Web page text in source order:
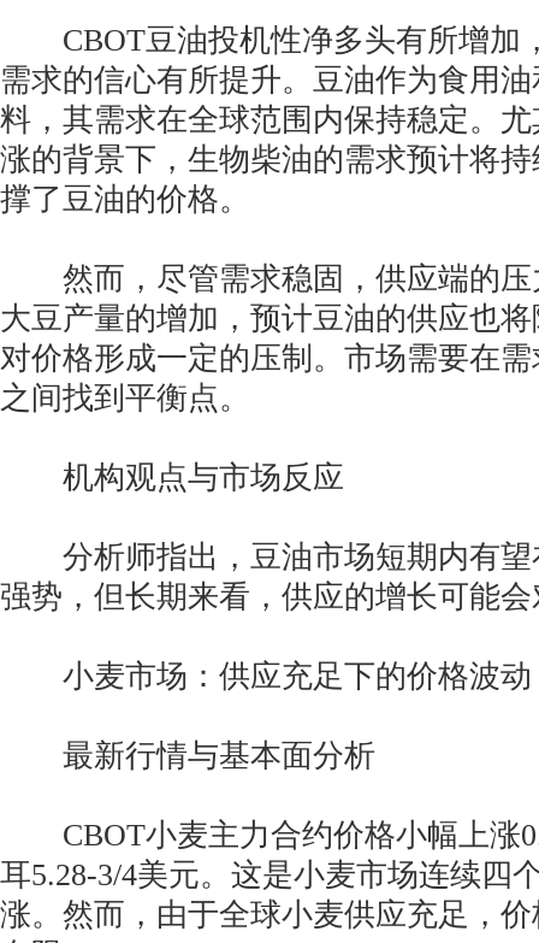
CBOT豆油投机性净多头有所增加
需求的信心有所提升。豆油作为食用
料，其需求在全球范围内保持稳定。
涨的背景下，生物柴油的需求预计将
撑了豆油的价格。
然而，尽管需求稳固，供应端的压
大豆产量的增加，预计豆油的供应也
对价格形成一定的压制。市场需要在
之间找到平衡点。
机构观点与市场反应
分析师指出，豆油市场短期内有望
强势，但长期来看，供应的增长可能
小麦市场：供应充足下的价格波动
最新行情与基本面分析
CBOT小麦主力合约价格小幅上涨
耳5.28-3/4美元。这是小麦市场连续四
涨。然而，由于全球小麦供应充足，